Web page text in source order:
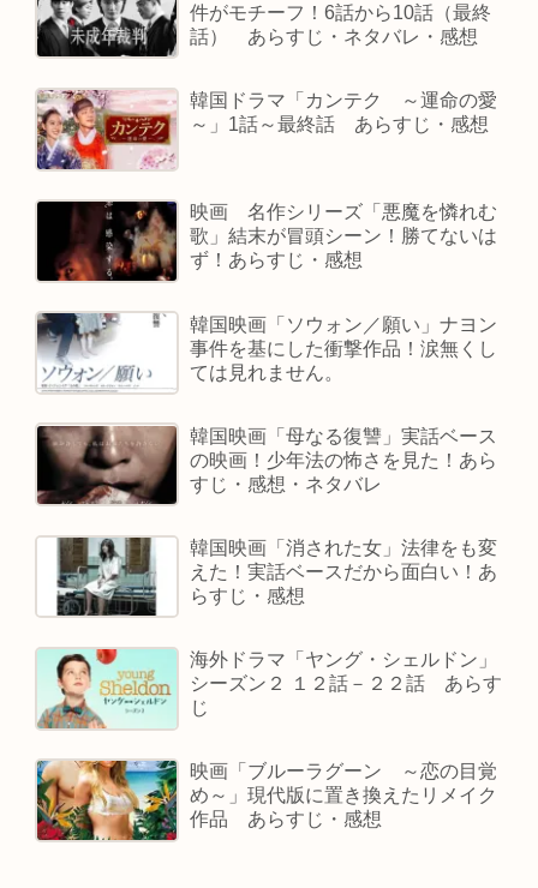
件がモチーフ！6話から10話（最終
話） あらすじ・ネタバレ・感想
韓国ドラマ「カンテク ～運命の愛
～」1話～最終話 あらすじ・感想
映画 名作シリーズ「悪魔を憐れむ
歌」結末が冒頭シーン！勝てないは
ず！あらすじ・感想
韓国映画「ソウォン／願い」ナヨン
事件を基にした衝撃作品！涙無くし
ては見れません。
韓国映画「母なる復讐」実話ベース
の映画！少年法の怖さを見た！あら
すじ・感想・ネタバレ
韓国映画「消された女」法律をも変
えた！実話ベースだから面白い！あ
らすじ・感想
海外ドラマ「ヤング・シェルドン」
シーズン２ １２話－２２話 あらす
じ
映画「ブルーラグーン ～恋の目覚
め～」現代版に置き換えたリメイク
作品 あらすじ・感想